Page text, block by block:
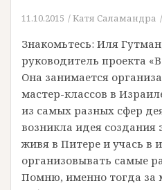
11.10.2015 Катя Саламандра
Знакомьтесь: Иля
руководитель проекта
Она занимается
мастер-классов в
из самых разных сфер
возникла идея создания
живя в Питере и учась в
организовывать самые
Помню, именно тогда за